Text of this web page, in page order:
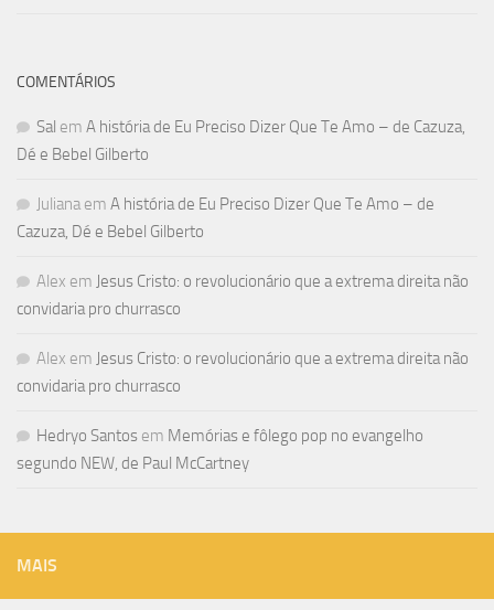
COMENTÁRIOS
Sal em A história de Eu Preciso Dizer Que Te Amo – de Cazuza,
Dé e Bebel Gilberto
Juliana em A história de Eu Preciso Dizer Que Te Amo – de
Cazuza, Dé e Bebel Gilberto
Alex em Jesus Cristo: o revolucionário que a extrema direita não
convidaria pro churrasco
Alex em Jesus Cristo: o revolucionário que a extrema direita não
convidaria pro churrasco
Hedryo Santos em Memórias e fôlego pop no evangelho
segundo NEW, de Paul McCartney
MAIS